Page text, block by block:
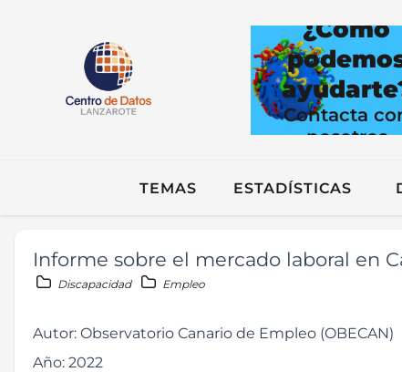
¿Cómo
Contacta
nosotros
TEMAS ESTADÍSTICAS
Informe sobre el mercado laboral en
Discapacidad Empleo
Autor: Observatorio Canario de Empleo (OBECAN)
Año: 2022